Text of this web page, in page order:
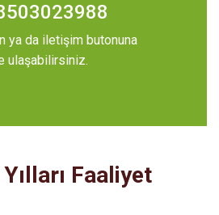
ya da iletişim butonuna
ulaşabilirsiniz.
Faaliyet